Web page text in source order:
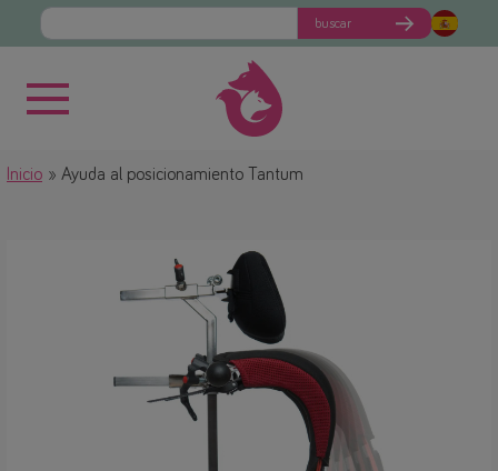
buscar
Inicio Ayuda al posicionamiento Tantum